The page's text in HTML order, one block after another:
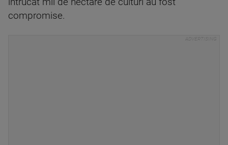
compromise.